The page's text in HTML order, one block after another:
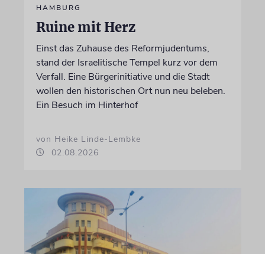
HAMBURG
Ruine mit Herz
Einst das Zuhause des Reformjudentums,
stand der Israelitische Tempel kurz vor dem
Verfall. Eine Bürgerinitiative und die Stadt
wollen den historischen Ort nun neu beleben.
Ein Besuch im Hinterhof
von Heike Linde-Lembke
02.08.2026